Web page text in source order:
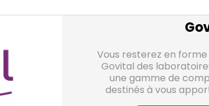
Vous resterez en
Govital des
une gamme de
destinés à vous